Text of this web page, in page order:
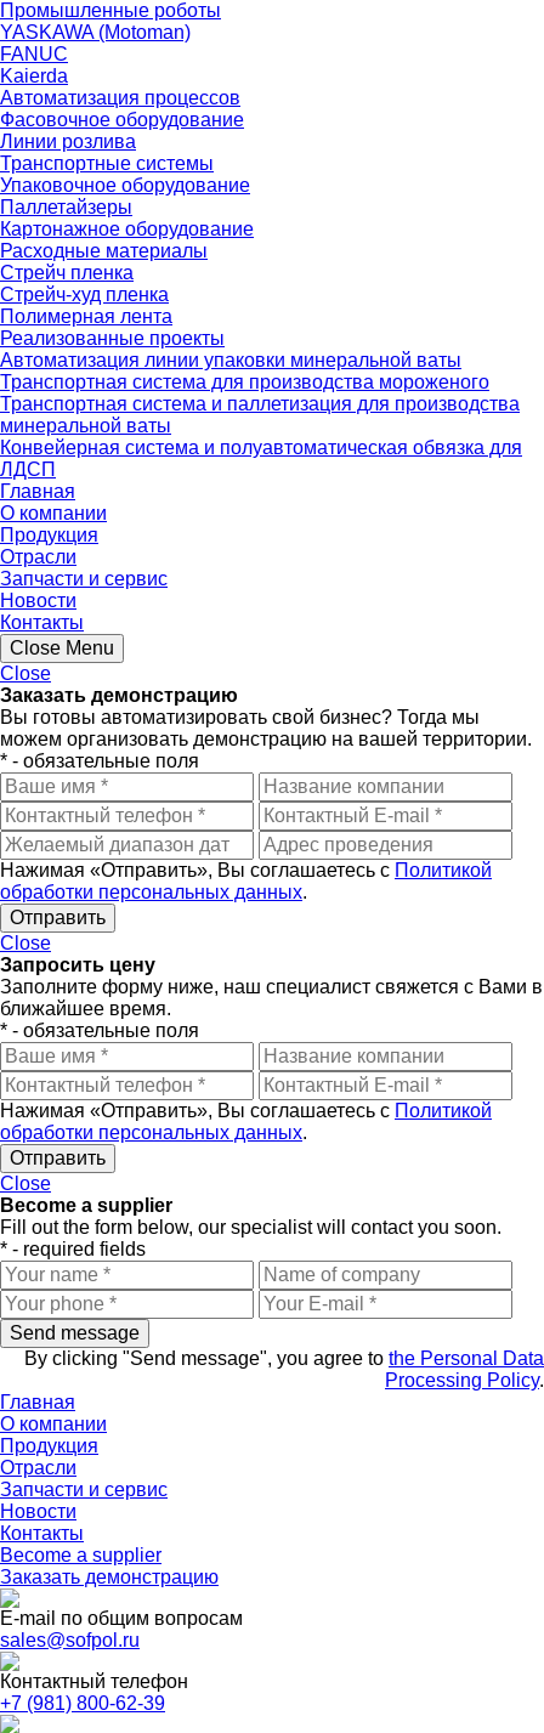
Промышленные роботы
YASKAWA (Motoman)
FANUC
Kaierda
Автоматизация процессов
Фасовочное оборудование
Линии розлива
Транспортные системы
Упаковочное оборудование
Паллетайзеры
Картонажное оборудование
Расходные материалы
Стрейч пленка
Стрейч-худ пленка
Полимерная лента
Реализованные проекты
Автоматизация линии упаковки минеральной ваты
Транспортная система для производства мороженого
Транспортная система и паллетизация для производства
минеральной ваты
Конвейерная система и полуавтоматическая обвязка для
ЛДСП
Главная
О компании
Продукция
Отрасли
Запчасти и сервис
Новости
Контакты
Close Menu
Close
Заказать демонстрацию
Вы готовы автоматизировать свой бизнес? Тогда мы
можем организовать демонстрацию на вашей территории.
* - обязательные поля
Нажимая «Отправить», Вы соглашаетесь с Политикой
обработки персональных данных.
Close
Запросить цену
Заполните форму ниже, наш специалист свяжется с Вами в
ближайшее время.
* - обязательные поля
Нажимая «Отправить», Вы соглашаетесь с Политикой
обработки персональных данных.
Close
Become a supplier
Fill out the form below, our specialist will contact you soon.
* - required fields
By clicking "Send message", you agree to the Personal Data
Processing Policy.
Главная
О компании
Продукция
Отрасли
Запчасти и сервис
Новости
Контакты
Become a supplier
Заказать демонстрацию
E-mail по общим вопросам
sales@sofpol.ru
Контактный телефон
+7 (981) 800-62-39